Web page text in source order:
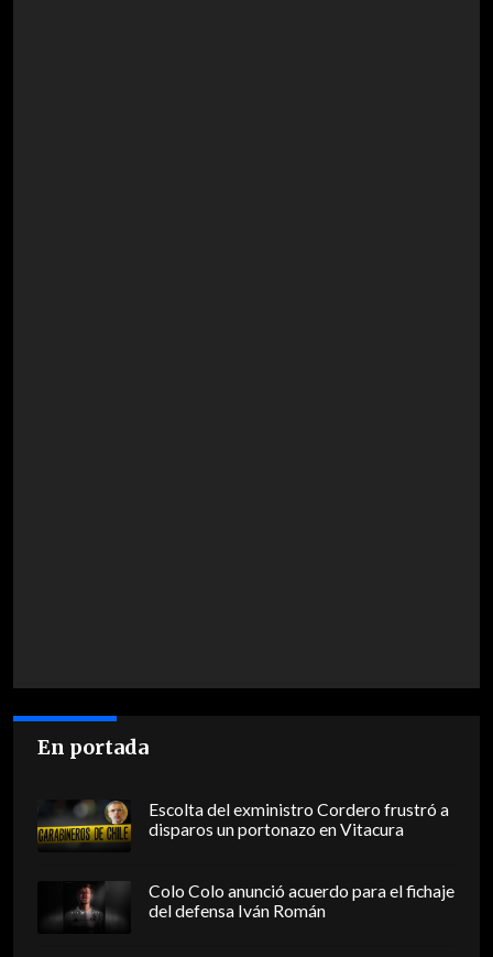
En portada
Escolta del exministro Cordero frustró a
disparos un portonazo en Vitacura
Colo Colo anunció acuerdo para el fichaje
del defensa Iván Román